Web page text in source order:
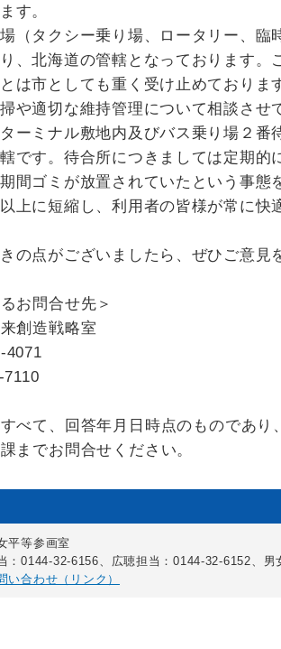
す。
（タクシー乗り場、ロータリー、臨
、北海道の管轄となっております。
は市としても重く受け止めておりま
や適切な維持管理について相談させ
ーミナル敷地内及びバス乗り場２番
です。待合所につきましては定期的
間ゴミが放置されていたという事態
上に短縮し、利用者の皆様が常に快
の点がございましたら、ぜひご意見
お問合せ先＞
創造戦略室
4071
べて、回答年月日時点のものであり
までお問合せください。
平等参画室
：0144-32-6156、広聴担当：0144-32-6152、
い合わせ（リンク）